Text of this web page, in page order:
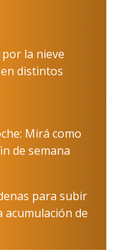
la nieve
distintos
Mirá como
de semana
para subir
acumulación de